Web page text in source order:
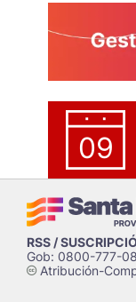
09
RSS /
Gob: 0800-777-
cAtribución-